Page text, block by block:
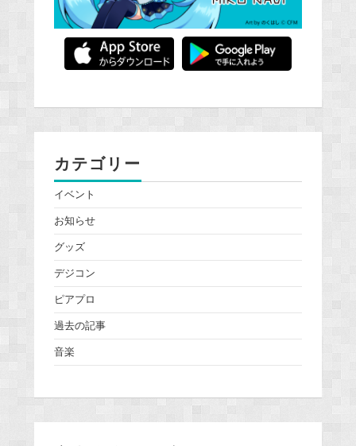
カテゴリー
イベント
お知らせ
グッズ
デジコン
ピアプロ
過去の記事
音楽